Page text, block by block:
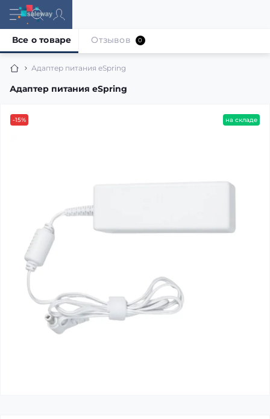
Адаптер питания eSpring
Адаптер питания eSpring
Все о товаре Отзывов 0
-15% на складе